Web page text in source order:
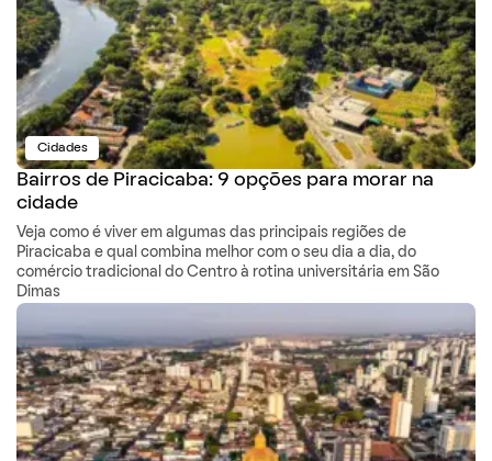
Cidades
Bairros de Piracicaba: 9 opções para morar na
cidade
Veja como é viver em algumas das principais regiões de
Piracicaba e qual combina melhor com o seu dia a dia, do
comércio tradicional do Centro à rotina universitária em São
Dimas